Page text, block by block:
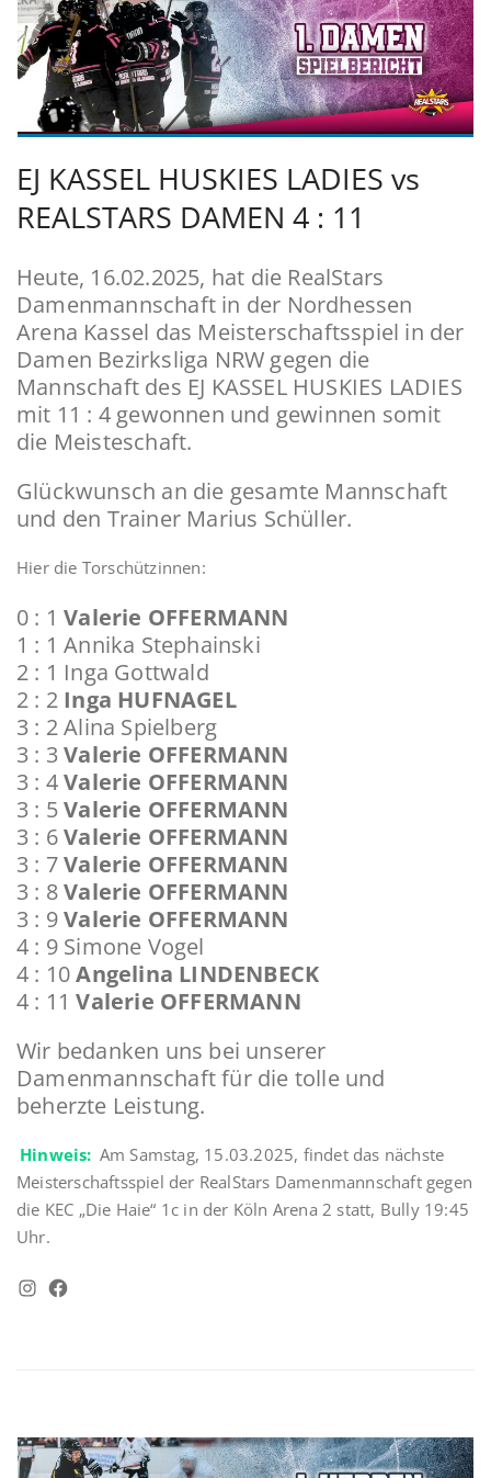
EJ KASSEL HUSKIES LADIES vs
REALSTARS DAMEN 4 : 11
Heute, 16.02.2025, hat die RealStars
Damenmannschaft in der Nordhessen
Arena Kassel das Meisterschaftsspiel in der
Damen Bezirksliga NRW gegen die
Mannschaft des EJ KASSEL HUSKIES LADIES
mit 11 : 4 gewonnen und gewinnen somit
die Meisteschaft.
Glückwunsch an die gesamte Mannschaft
und den Trainer Marius Schüller.
Hier die Torschützinnen:
0 : 1Valerie OFFERMANN
1 : 1 Annika Stephainski
2 : 1 Inga Gottwald
2 : 2 Inga HUFNAGEL
3 : 2 Alina Spielberg
3 : 3Valerie OFFERMANN
3 : 4Valerie OFFERMANN
3 : 5Valerie OFFERMANN
3 : 6Valerie OFFERMANN
3 : 7Valerie OFFERMANN
3 : 8Valerie OFFERMANN
3 : 9Valerie OFFERMANN
4 : 9 Simone Vogel
4 : 10Angelina LINDENBECK
4 : 11Valerie OFFERMANN
Wir bedanken uns bei unserer
Damenmannschaft für die tolle und
beherzte Leistung.
Hinweis: Am Samstag, 15.03.2025, findet das nächste
Meisterschaftsspiel der RealStars Damenmannschaft gegen
die KEC „Die Haie“ 1c in der Köln Arena 2 statt, Bully 19:45
Uhr.
Instagram
Facebook